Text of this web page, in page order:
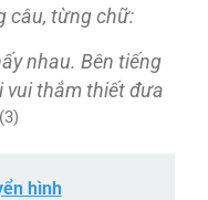
câu, từng chữ:
nhau. Bên tiếng
vui thắm thiết đưa
(3)
hình